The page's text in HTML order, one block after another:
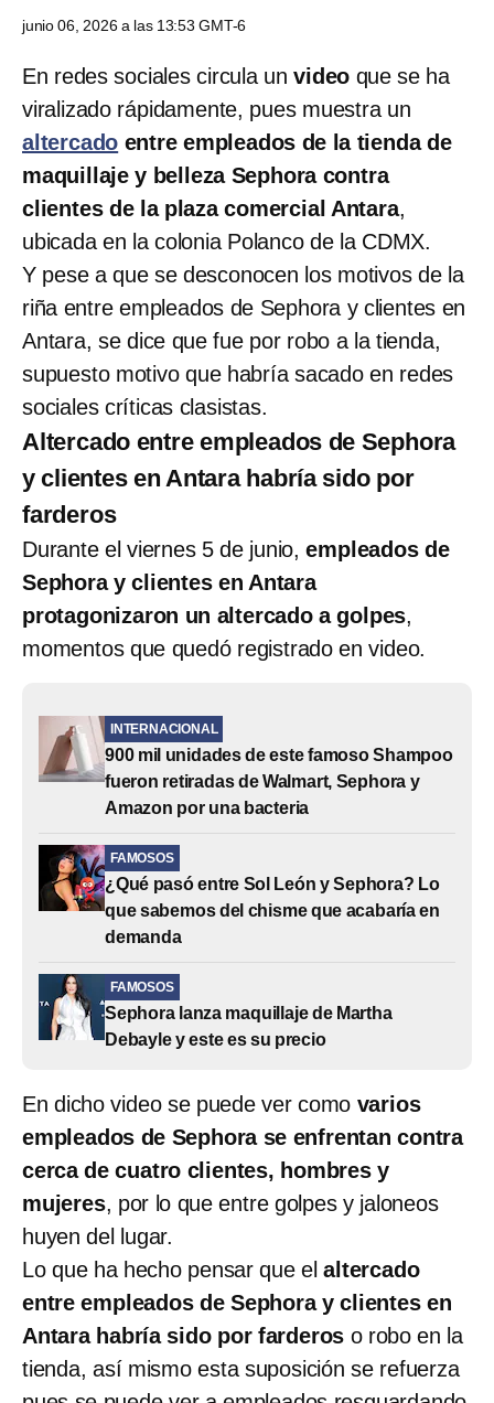
junio 06, 2026 a las 13:53 GMT-6
En redes sociales circula unvideo que se ha
viralizado rápidamente, pues muestra un
altercado entre empleados de la tienda de
maquillaje y belleza Sephora contra
clientes de la plaza comercial Antara,
ubicada en la colonia Polanco de la CDMX.
Y pese a que se desconocen los motivos de la
riña entre empleados de Sephora y clientes en
Antara, se dice que fue por robo a la tienda,
supuesto motivo que habría sacado en redes
sociales críticas clasistas.
Altercado entre empleados de Sephora
y clientes en Antara habría sido por
farderos
Durante el viernes 5 de junio,empleados de
Sephora y clientes en Antara
protagonizaron un altercado a golpes,
momentos que quedó registrado en video.
INTERNACIONAL
900 mil unidades de este famoso Shampoo
fueron retiradas de Walmart, Sephora y
Amazon por una bacteria
FAMOSOS
¿Qué pasó entre Sol León y Sephora? Lo
que sabemos del chisme que acabaría en
demanda
FAMOSOS
Sephora lanza maquillaje de Martha
Debayle y este es su precio
En dicho video se puede ver como varios
empleados de Sephora se enfrentan contra
cerca de cuatro clientes, hombres y
mujeres, por lo que entre golpes y jaloneos
huyen del lugar.
Lo que ha hecho pensar que elaltercado
entre empleados de Sephora y clientes en
Antara habría sido por farderos o robo en la
tienda, así mismo esta suposición se refuerza